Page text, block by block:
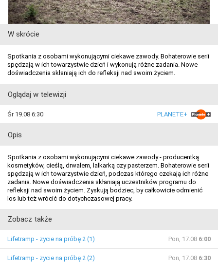
W skrócie
Spotkania z osobami wykonującymi ciekawe zawody. Bohaterowie serii
spędzają w ich towarzystwie dzień i wykonują różne zadania. Nowe
doświadczenia skłaniają ich do refleksji nad swoim życiem.
Oglądaj w telewizji
Śr 19.08 6:30 PLANETE+
Opis
Spotkania z osobami wykonującymi ciekawe zawody - producentką
kosmetyków, cieślą, drwalem, lalkarką czy pasterzem. Bohaterowie serii
spędzają w ich towarzystwie dzień, podczas którego czekają ich różne
zadania. Nowe doświadczenia skłaniają uczestników programu do
refleksji nad swoim życiem. Zyskują bodziec, by całkowicie odmienić
los lub też wrócić do dotychczasowej pracy.
Zobacz także
Lifetramp - życie na próbę 2 (1) Pon, 17.08 6:00
Lifetramp - życie na próbę 2 (2) Pon, 17.08 6:30